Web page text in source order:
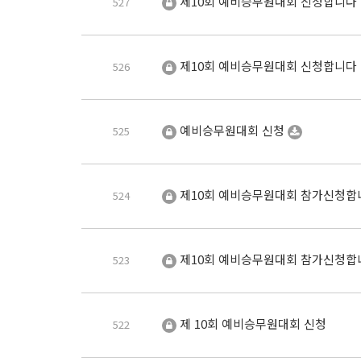
526 제10회 예비승무원대회 신청합니다
525 예비승무원대회 신청
524 제10회 예비승무원대회 참가신청합
523 제10회 예비승무원대회 참가신청합
522 제 10회 예비승무원대회 신청